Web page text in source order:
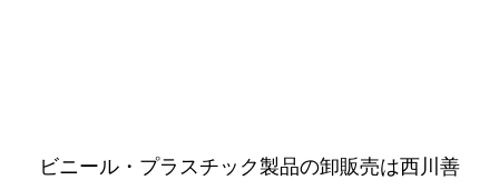
ビニール・プラスチック製品の卸販売は西川善